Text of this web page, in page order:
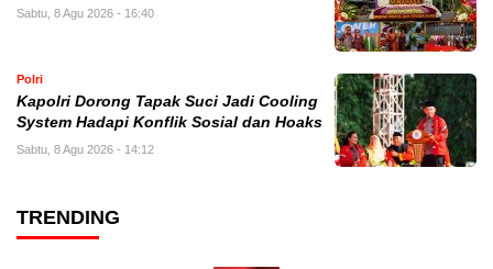
Sabtu, 8 Agu 2026 - 16:40
Polri
Kapolri Dorong Tapak Suci Jadi Cooling
System Hadapi Konflik Sosial dan Hoaks
Sabtu, 8 Agu 2026 - 14:12
TRENDING